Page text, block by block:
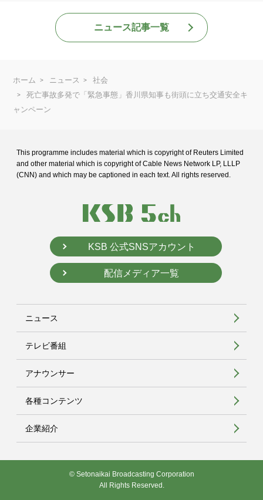
ニュース記事一覧
ホーム ニュース
社会
死亡事故多発で「緊急事態」香川県知事も街頭に立ち交通安全キ
ャンペーン
This programme includes material which is copyright of Reuters Limited
and other material which is copyright of Cable News Network LP, LLLP
(CNN) and which may be captioned in each text. All rights reserved.
KSB 公式SNSアカウント
配信メディア一覧
ニュース
テレビ番組
アナウンサー
各種コンテンツ
企業紹介
© Setonaikai Broadcasting Corporation
All Rights Reserved.